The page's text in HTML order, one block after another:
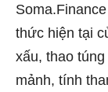
thức hiện tại
xấu, thao
mảnh, tính